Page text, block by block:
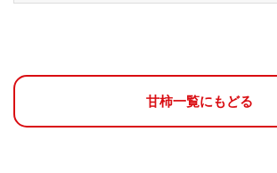
甘柿一覧にもどる